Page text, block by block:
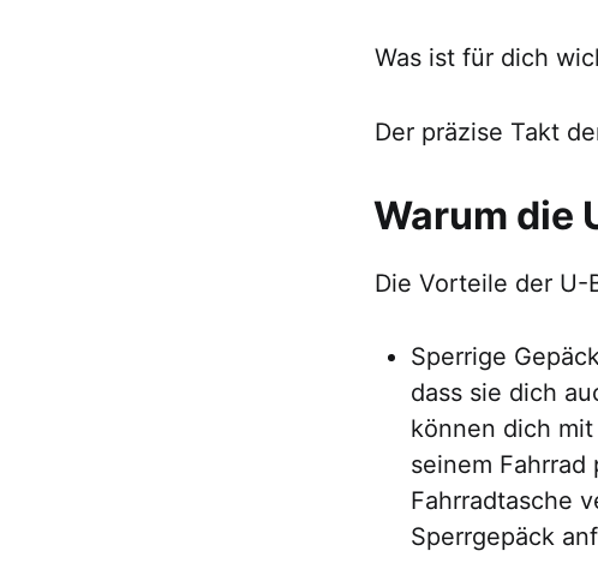
Was ist für dich
Der präzise Takt
Warum die
Die Vorteile der U-
Sperrige
dass sie dich
können dich
seinem
Fahrradtasche
Sperrgepäck